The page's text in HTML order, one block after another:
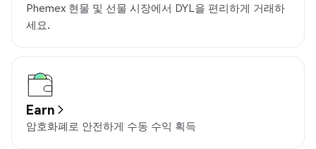
Phemex 현물 및 선물 시장에서 DYL을 편리하게 거래하
세요.
Earn
암호화폐로 안전하게 수동 수익 획득